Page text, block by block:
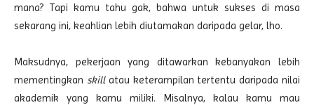
mana? Tapi kamu tahu gak, bahwa untuk sukses di masa
sekarang ini, keahlian lebih diutamakan daripada gelar, lho.
Maksudnya, pekerjaan yang ditawarkan kebanyakan lebih
mementingkan skillatau keterampilan tertentu daripada nilai
akademik yang kamu miliki. Misalnya, kalau kamu mau